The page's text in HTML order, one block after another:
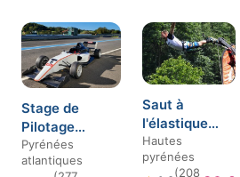
Stage de
Pilotage
Formule 3 sur
le Circuit de
Pyrénées
atlantiques
Saut à
l'élastique
près de
Tarbes
Hautes
pyrénées
(208